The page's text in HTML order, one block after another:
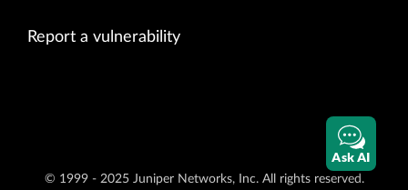
Report a vulnerability
© 1999 - 2025 Juniper Networks, Inc. All rights reserved.
Ask AI